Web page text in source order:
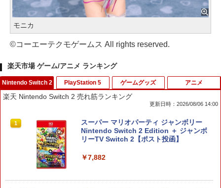
モニカ
©コーエーテクモゲームス All rights reserved.
楽天市場 ゲーム/アニメ ランキング
Nintendo Switch 2
楽天 Nintendo Switch 2 売れ筋ランキング
更新日時：2026/08/06 14:00
1
スーパー マリオパーティ ジャンボリー
Nintendo Switch 2 Edition ＋ ジャンボ
リーTV Switch 2【ポスト投函】
￥7,882
PlayStation 5 ゲームグッズ アニメ